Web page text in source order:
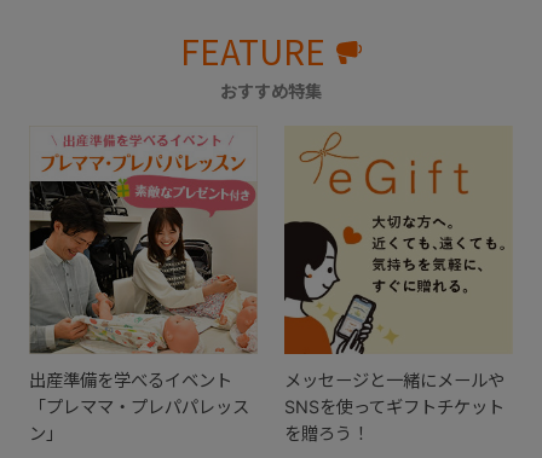
FEATURE
おすすめ特集
出産準備を学べるイベント
「プレママ・プレパパレッス
ン」
メッセージと一緒にメールや
SNSを使ってギフトチケット
を贈ろう！